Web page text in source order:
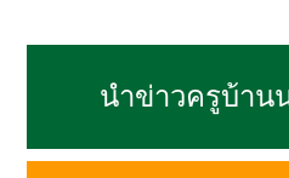
นำข่าวครูบ้าน